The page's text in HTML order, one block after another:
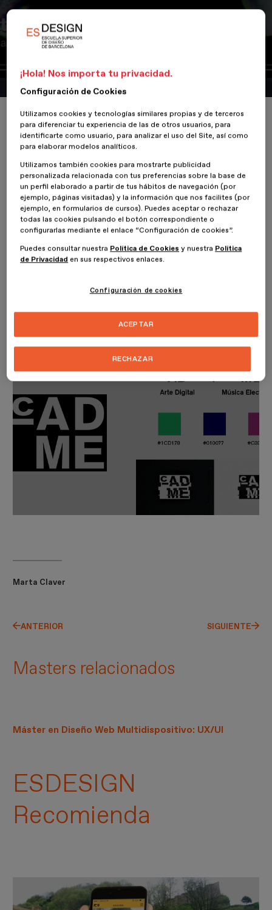
CADME
Inicio ESDESIGNERS CADME
26 Septiembre 2017Marta Claver
El Centro de Arte Digital y Música Electrónica (CADME) es un
centro cuya temática principal es la cultura electrónica.
Tiene visibilidad global mediante su web permanentemente
actualizada, donde también se pueden encontrar contenidos
descargarse los sonidos y canciones que contienen, creando así
Marta Claver
ANTERIOR SIGUIENTE
Masters relacionados
Máster en Diseño Web Multidispositivo: UX/UI
ESDESIGN
Recomienda
¡Hola! Nos importa tu privacidad.
Configuración de Cookies
Utilizamos cookies y tecnologías similares propias y de terceros
para diferenciar tu experiencia de las de otros usuarios, para
identificarte como usuario, para analizar el uso del Site, así como
para elaborar modelos analíticos.
Utilizamos también cookies para mostrarte publicidad
personalizada relacionada con tus preferencias sobre la base de
un perfil elaborado a partir de tus hábitos de navegación (por
ejemplo, páginas visitadas) y la información que nos facilites (por
ejemplo, en formularios de cursos). Puedes aceptar o rechazar
todas las cookies pulsando el botón correspondiente o
configurarlas mediante el enlace “Configuración de cookies”.
Puedes consultar nuestra Política de Cookies y nuestra Política
de Privacidad en sus respectivos enlaces.
Configuración de cookies
RECHAZAR
ACEPTAR